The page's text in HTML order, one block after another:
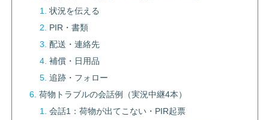
状況を伝える
PIR・書類
配送・連絡先
補償・日用品
追跡・フォロー
荷物トラブルの会話例（実況中継4本）
会話1：荷物が出てこない・PIR起票